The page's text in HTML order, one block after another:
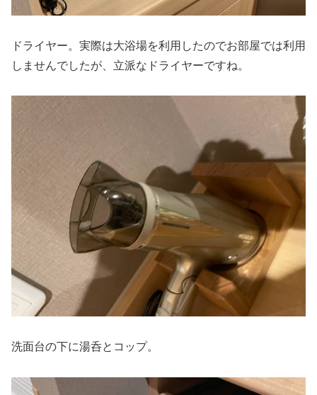
ドライヤー。実際は大浴場を利用したのでお部屋では利用
しませんでしたが、立派なドライヤーですね。
洗面台の下に湯呑とコップ。